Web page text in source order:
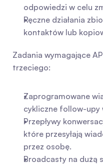
odpowiedzi w celu
Ręczne działania
kontaktów lub
Zadania wymagające
trzeciego:
Zaprogramowane
cykliczne follow-upy
Przepływy
które przesyłają
przez osobę.
Broadcasty na dużą